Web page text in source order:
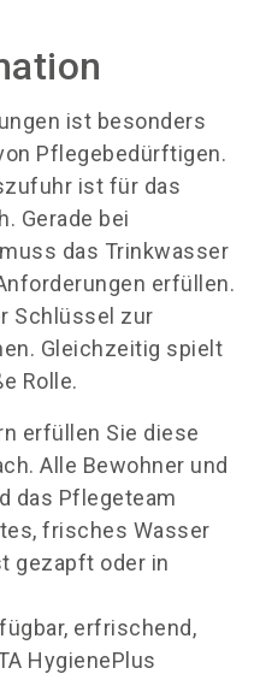
ist besonders
Pflegebedürftigen.
ist für das
Gerade bei
das Trinkwasser
erfüllen.
Schlüssel zur
Gleichzeitig spielt
Rolle.
erfüllen Sie diese
Alle Bewohner und
das Pflegeteam
frisches Wasser
gezapft oder in
erfrischend,
HygienePlus